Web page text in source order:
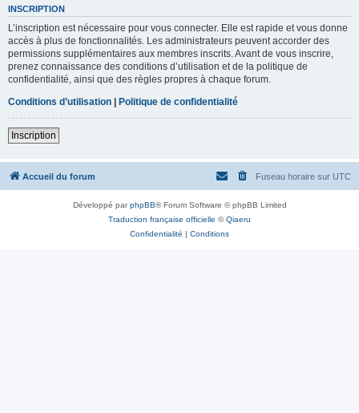
INSCRIPTION
L’inscription est nécessaire pour vous connecter. Elle est rapide et vous donne
accès à plus de fonctionnalités. Les administrateurs peuvent accorder des
permissions supplémentaires aux membres inscrits. Avant de vous inscrire,
prenez connaissance des conditions d’utilisation et de la politique de
confidentialité, ainsi que des règles propres à chaque forum.
Conditions d’utilisation | Politique de confidentialité
Inscription
Accueil du forum Fuseau horaire sur UTC
Développé parphpBB® Forum Software © phpBB Limited
Traduction française officielle ©Qiaeru
Confidentialité | Conditions